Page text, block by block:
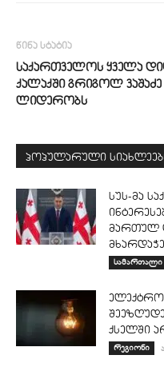
წინა სტატია
საქართველოს ყველა
ქალაქში გრიგოლ ვაშაძე
ლიდერობს
პოპულარული
სუს-მა
მართულ
სამართალი
ქსელში
რეგიონი